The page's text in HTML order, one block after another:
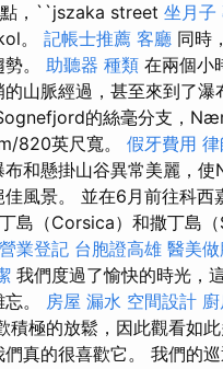
，``jszaka street 坐月子
。 記帳士推薦 客廳 同時
。 助聽器 種類 在兩個小
的山脈經過，甚至來到了
的絲毫分支，
820英尺寬。 假牙費用
布和懸掛山谷異常美麗，
佳風景。 並在6月前往科西
島（Corsica）和撒丁島
營業登記 台胞證高雄 醫美做
我們度過了愉快的時光，
。 房屋 漏水 空間設計
積極的放鬆，因此觀看如
真的很喜歡它。 我們的